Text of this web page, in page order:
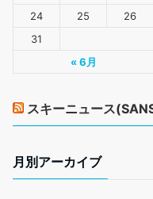
« 6月
24
25 26
31
スキーニュース
月別アーカイブ